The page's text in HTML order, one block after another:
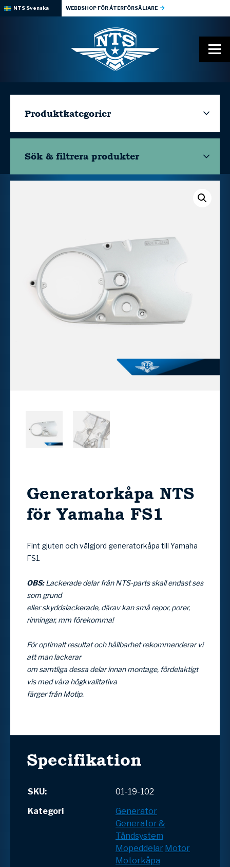
NTS Svenska WEBBSHOP FÖR ÅTERFÖRSÄLJARE
Produktkategorier
Sök & filtrera produkter
Generatorkåpa NTS
för Yamaha FS1
Fint gjuten och välgjord generatorkåpa till Yamaha
FS1.
OBS:Lackerade delar från NTS-parts skall endast ses
som grund
eller skyddslackerade, därav kan små repor, porer,
rinningar, mm förekomma!
För optimalt resultat och hållbarhet rekommenderar vi
att man lackerar
om samtliga dessa delar innan montage, fördelaktigt
vis med våra högkvalitativa
färger från Motip.
Specifikation
SKU:
01-19-102
Kategori
Generator
Generator &
Tändsystem
Mopeddelar Motor
Motorkåpa